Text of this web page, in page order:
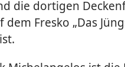
die dortigen
Fresko „Das